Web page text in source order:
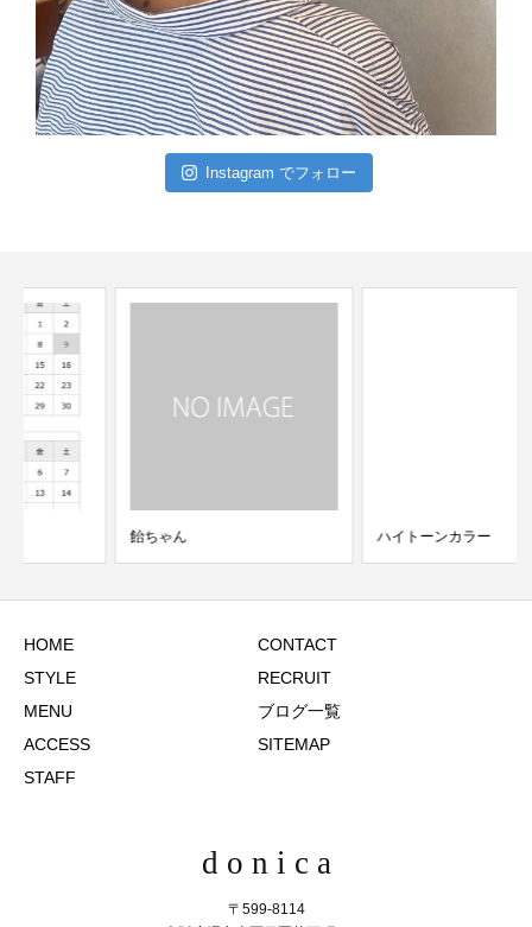
Instagram でフォロー
ハイトーンカラー
HOME
STYLE
MENU
ACCESS
STAFF
CONTACT
RECRUIT
ブログ一覧
SITEMAP
d o n i c a
〒599-8114